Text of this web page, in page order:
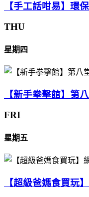
【手工話咁易】環
THU
星期四
【新手拳擊館】第
FRI
星期五
【超級爸媽食買玩